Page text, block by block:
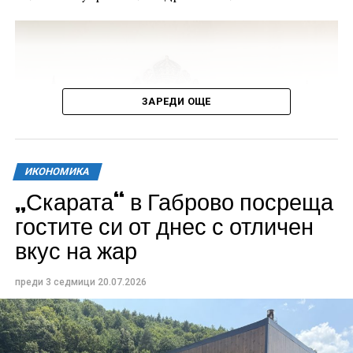
По време на срещата между кмета и екипа на
изпълнителя арх. Пантелеев представи
концепцията, върху която се работи. Тя запазва
качествата на пазара, но ги надгражда чрез
модерни решения, които да отговорят на
съвременните нужди на търговците и гражданите.
ЗАРЕДИ ОЩЕ
ИКОНОМИКА
„Скарата“ в Габрово посреща
гостите си от днес с отличен
вкус на жар
преди 3 седмици 20.07.2026